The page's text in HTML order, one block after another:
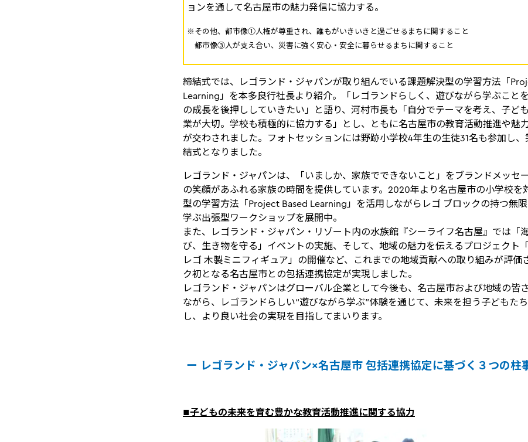
ョンを通して名古屋市の魅力発信に協力する。
※その他、都市像①人権が尊重され、誰もがいきいきと過ごせるまちに関すること
都市像③人が支え合い、災害に強く安心・安全に暮らせるまちに関すること
締結式では、レゴランド・ジャパンが取り組んでいる課題解決型の学習方法「
Learning」を本多良行社長より紹介。「レゴランドらしく、遊びながら学ぶこと
の成長を後押ししていきたい」と語り、河村市長も「自分でテーマを考え、子ど
業が大切。学校も積極的に協力する」とし、ともに名古屋市の教育活動推進や魅
が交わされました。フォトセッションには野跡小学校4年生の生徒31名も参加し
結式となりました。
レゴランド・ジャパンは、「いましか、家族でできないこと」をブランドメッセ
の笑顔があふれる家族の時間を提供しています。2020年より名古屋市の小学校を
型の学習方法「Project Based Learning」を活用しながらレゴ ブロックの持つ無
学ぶ出張型ワークショップを展開中。
また、レゴランド・ジャパン・リゾート内の水族館『シーライフ名古屋』では「
び、生き物を守る」イベントの実施、そして、地域の魅力を伝えるプロジェクト
レゴ 木製ミニフィギュア」の開催など、これまでの地域貢献への取り組みが評価
ク初となる名古屋市との包括連携協定が実現しました。
レゴランド・ジャパンはグローバル企業として今後も、名古屋市および地域の皆
ながら、レゴランドらしい“遊びながら学ぶ”体験を通じて、未来を担う子どもた
し、より良い社会の実現を目指してまいります。
ー レゴランド・ジャパン×名古屋市 包括連携協定に基づく３つの柱
■子どもの未来を育む豊かな教育活動推進に関する協力